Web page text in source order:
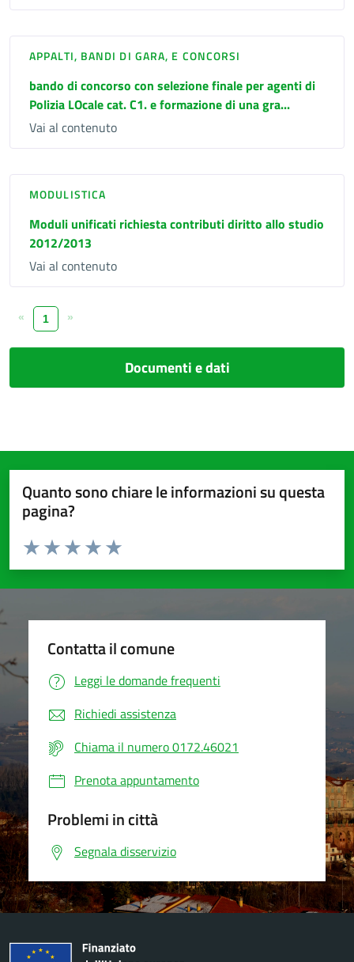
APPALTI, BANDI DI GARA, E CONCORSI
bando di concorso con selezione finale per agenti di
Polizia LOcale cat. C1. e formazione di una gra...
Vai al contenuto
MODULISTICA
Moduli unificati richiesta contributi diritto allo studio
2012/2013
Vai al contenuto
« 1 »
Documenti e dati
Quanto sono chiare le informazioni su questa
pagina?
Valuta da 1 a 5 stelle la pagina
Valuta 5 stelle su 5
Valuta 4 stelle su 5
Valuta 3 stelle su 5
Valuta 2 stelle su 5
Valuta 1 stelle su 5
Contatta il comune
Leggi le domande frequenti
Richiedi assistenza
Chiama il numero 0172.46021
Prenota appuntamento
Problemi in città
Segnala disservizio